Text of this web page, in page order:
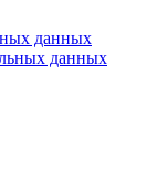
данных
данных